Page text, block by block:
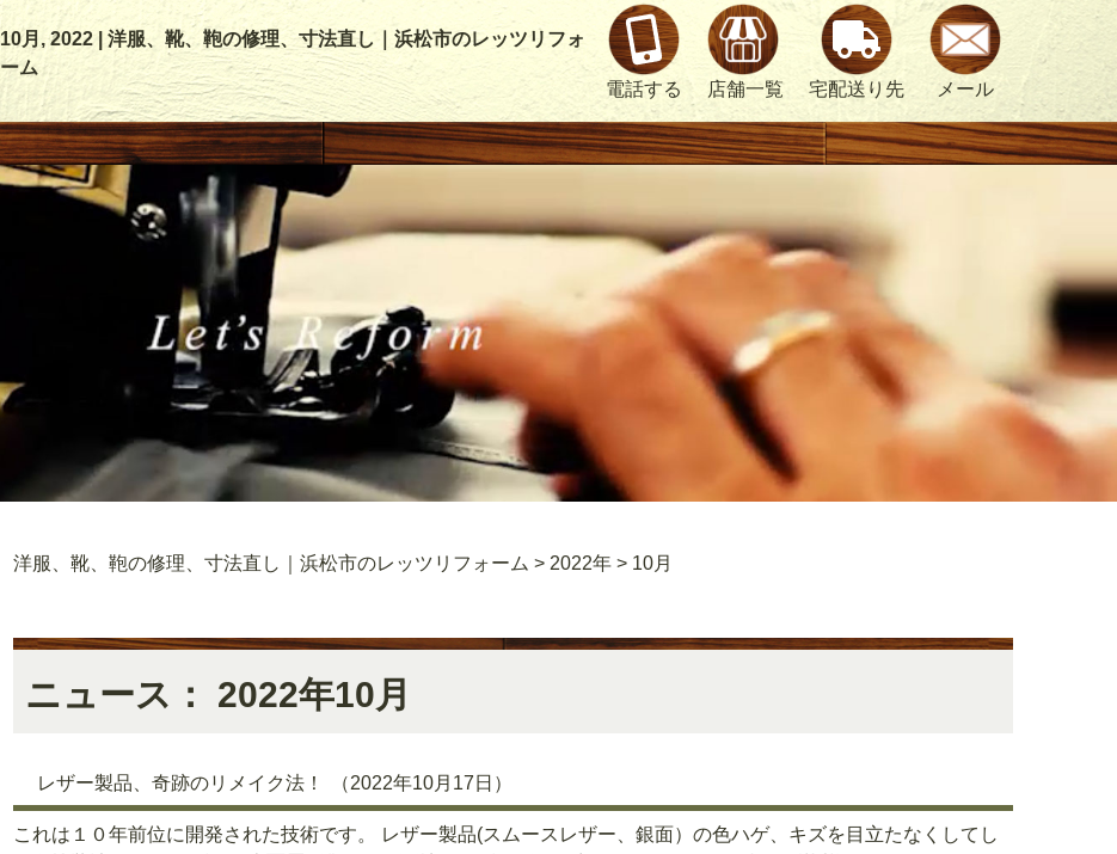
10月, 2022 | 洋服、靴、鞄の修理、寸法直し｜浜松市のレッツリフォ
ーム
電話する
店舗一覧 宅配送り先 メール
洋服、靴、鞄の修理、寸法直し｜浜松市のレッツリフォーム > 2022年> 10月
ニュース： 2022年10月
レザー製品、奇跡のリメイク法！ （2022年10月17日）
これは１０年前位に開発された技術です。 レザー製品(スムースレザー、銀面）の色ハゲ、キズを目立たなくしてし